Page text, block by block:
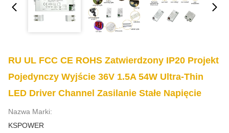
RU UL FCC CE ROHS Zatwierdzony IP20 Projekt
Pojedynczy Wyjście 36V 1.5A 54W Ultra-Thin
LED Driver Channel Zasilanie Stałe Napięcie
Nazwa Marki:
KSPOWER